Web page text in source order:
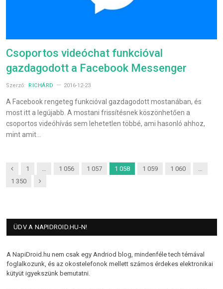
Csoportos videóchat funkcióval
gazdagodott a Facebook Messenger
Szerző: RICHÁRD 2016-12-23
A Facebook rengeteg funkcióval gazdagodott mostanában, és
most itt a legújabb. A mostani frissítésnek köszönhetően a
csoportos videóhívás sem lehetetlen többé, ami hasonló ahhoz,
mint amit…
Previous
1 … 1 056 1 057 1 058 1 059 1 060
…
1 350
Next
ÜDV A NAPIDROID.HU-N!
A NapiDroid.hu nem csak egy Andriod blog, mindenféle tech témával
foglalkozunk, és az okostelefonok mellett számos érdekes elektronikai
kütyüt igyekszünk bemutatni.